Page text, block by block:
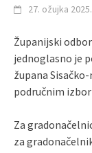
27. ožujka 2025.
Županijski
jednoglasno je
župana
područnim
Za
za